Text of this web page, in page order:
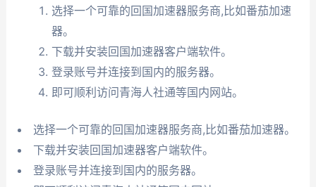
选择一个可靠的回国加速器服务商,比如番茄加速
器。
下载并安装回国加速器客户端软件。
登录账号并连接到国内的服务器。
即可顺利访问青海人社通等国内网站。
选择一个可靠的回国加速器服务商,比如番茄加速器。
下载并安装回国加速器客户端软件。
登录账号并连接到国内的服务器。